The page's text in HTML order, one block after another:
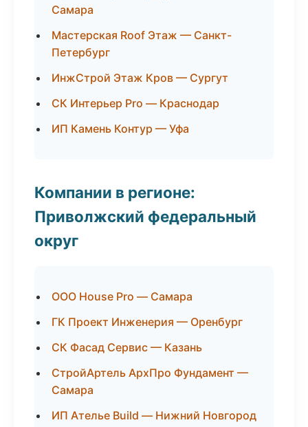
Самара
Мастерская Roof Этаж — Санкт-
Петербург
ИнжСтрой Этаж Кров — Сургут
СК Интерьер Pro — Краснодар
ИП Камень Контур — Уфа
Компании в регионе:
Приволжский федеральный
округ
ООО House Pro — Самара
ГК Проект Инженерия — Оренбург
СК Фасад Сервис — Казань
СтройАртель АрхПро Фундамент —
Самара
ИП Ателье Build — Нижний Новгород